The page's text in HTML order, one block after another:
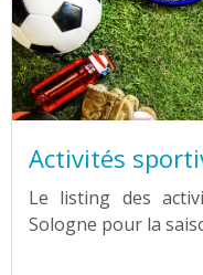
Activités
Le listing des
Sologne pour la